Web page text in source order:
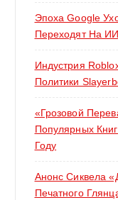
Эпоха Google
Переходят На
Индустрия
Политики
«Грозовой
Популярных
Году
Анонс Сиквела
Печатного